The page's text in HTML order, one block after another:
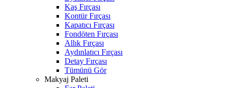
Kaş Fırçası
Kontür Fırçası
Kapatıcı Fırçası
Fondöten Fırçası
Allık Fırçası
Aydınlatıcı Fırçası
Detay Fırçası
Tümünü Gör
Makyaj Paleti